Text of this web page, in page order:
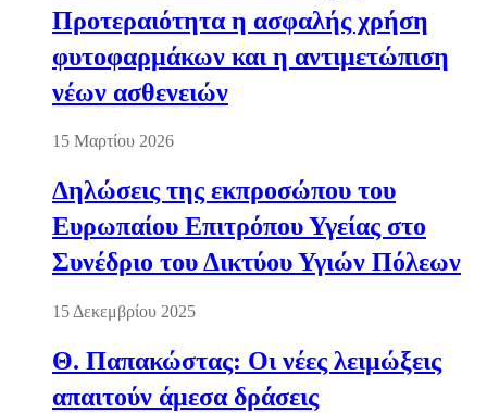
Προτεραιότητα η ασφαλής χρήση
φυτοφαρμάκων και η αντιμετώπιση
νέων ασθενειών
15 Μαρτίου 2026
Δηλώσεις της εκπροσώπου του
Ευρωπαίου Επιτρόπου Υγείας στο
Συνέδριο του Δικτύου Υγιών Πόλεων
15 Δεκεμβρίου 2025
Θ. Παπακώστας: Οι νέες λειμώξεις
απαιτούν άμεσα δράσεις